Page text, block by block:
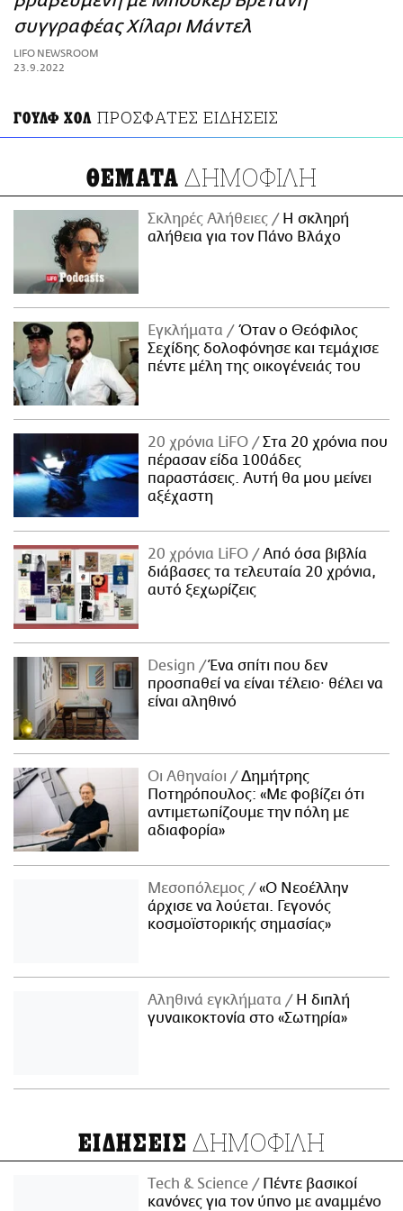
ΑΜΠΑ
PRINT
συγγραφέας Χίλαρι Μάντελ
LIFO NEWSROOM
23.9.2022
ΓΟΥΛΦ ΧΟΛ ΠΡΟΣΦΑΤΕΣ ΕΙΔΗΣΕΙΣ
ΘΕΜΑΤΑ ΔΗΜΟΦΙΛΗ
Σκληρές Αλήθειες
H σκληρή
αλήθεια για τον Πάνο Βλάχο
Εγκλήματα
Όταν ο Θεόφιλος
Σεχίδης δολοφόνησε και τεμάχισε
πέντε μέλη της οικογένειάς του
20 χρόνια LiFO
Στα 20 χρόνια που
πέρασαν είδα 100άδες
παραστάσεις. Αυτή θα μου μείνει
αξέχαστη
20 χρόνια LiFO
Από όσα βιβλία
διάβασες τα τελευταία 20 χρόνια,
αυτό ξεχωρίζεις
Design
Ένα σπίτι που δεν
προσπαθεί να είναι τέλειο· θέλει να
είναι αληθινό
Οι Αθηναίοι
Δημήτρης
Ποτηρόπουλος: «Με φοβίζει ότι
αντιμετωπίζουμε την πόλη με
αδιαφορία»
Μεσοπόλεμος
«Ο Νεοέλλην
άρχισε να λούεται. Γεγονός
κοσμοϊστορικής σημασίας»
Αληθινά εγκλήματα
Η διπλή
γυναικοκτονία στο «Σωτηρία»
ΕΙΔΗΣΕΙΣ ΔΗΜΟΦΙΛΗ
Τech & Science
Πέντε βασικοί
κανόνες για τον ύπνο με αναμμένο